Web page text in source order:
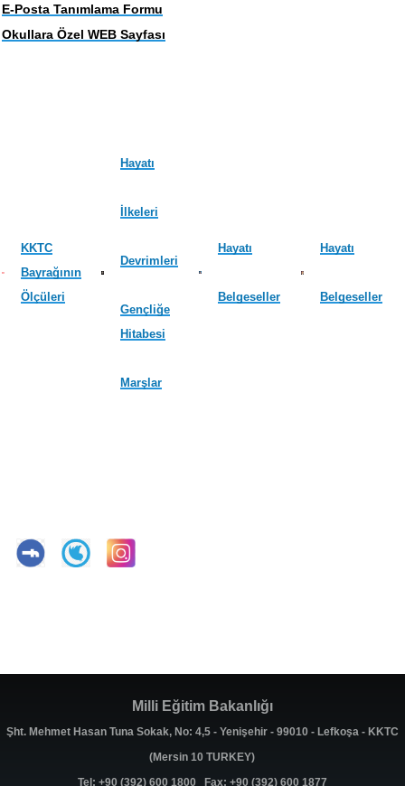
E-Posta Tanımlama Formu
Okullara Özel WEB Sayfası
KKTC
Bayrağının
Ölçüleri
Hayatı
İlkeleri
Devrimleri
Gençliğe
Hitabesi
Marşlar
Hayatı
Belgeseller
Hayatı
Belgeseller
Milli Eğitim Bakanlığı
Şht. Mehmet Hasan Tuna Sokak, No: 4,5 - Yenişehir - 99010 - Lefkoşa - KKTC
(Mersin 10 TURKEY)
Tel: +90 (392) 600 1800 Fax: +90 (392) 600 1877